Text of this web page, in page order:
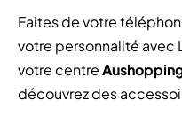
Faites de votre
votre personnalité avec
votre centre
découvrez des